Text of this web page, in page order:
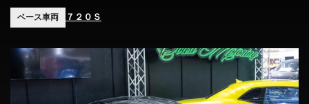
ベース車両 ７２０Ｓ